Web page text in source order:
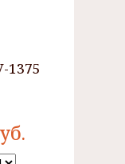
1375